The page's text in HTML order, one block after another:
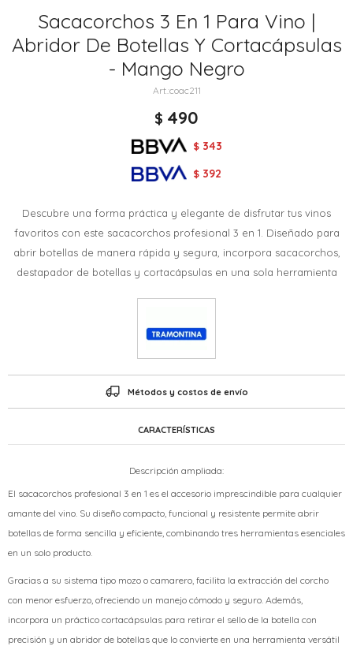
Sacacorchos 3 En 1 Para Vino |
Abridor De Botellas Y Cortacápsulas
- Mango Negro
coac211
$ 490
$ 343
$ 392
Descubre una forma práctica y elegante de disfrutar tus vinos
favoritos con este sacacorchos profesional 3 en 1. Diseñado para
abrir botellas de manera rápida y segura, incorpora sacacorchos,
destapador de botellas y cortacápsulas en una sola herramienta
Métodos y costos de envío
CARACTERÍSTICAS
Descripción ampliada:
El sacacorchos profesional 3 en 1 es el accesorio imprescindible para cualquier
amante del vino. Su diseño compacto, funcional y resistente permite abrir
botellas de forma sencilla y eficiente, combinando tres herramientas esenciales
en un solo producto.
Gracias a su sistema tipo mozo o camarero, facilita la extracción del corcho
con menor esfuerzo, ofreciendo un manejo cómodo y seguro. Además,
incorpora un práctico cortacápsulas para retirar el sello de la botella con
precisión y un abridor de botellas que lo convierte en una herramienta versátil